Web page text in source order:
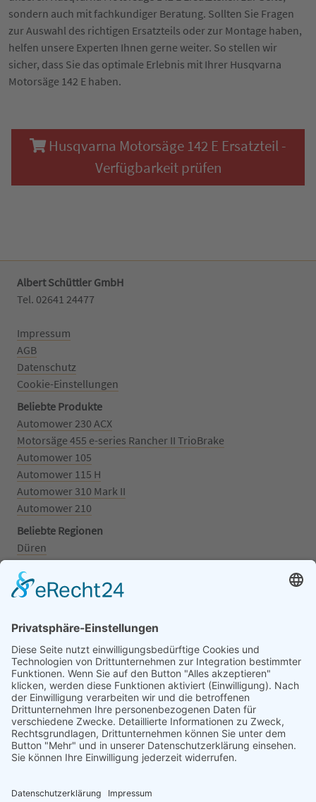
sondern auch mit fachkundiger Beratung. Sollten Sie Fragen
zur Auswahl des richtigen Ersatzteils oder zur Montage haben,
helfen unsere Experten Ihnen gerne weiter. So stellen wir
sicher, dass Sie das optimale Erlebnis mit Ihrer Husqvarna
Motorsäge 142 E haben.
Husqvarna Motorsäge 142 E Ersatzteil -
Verfügbarkeit prüfen
Albert Schüttler GmbH
Tel. 02641 24477‬
Impressum
AGB
Datenschutz
Cookie-Einstellungen
Beliebte Produkte
Automower 230 ACX
Motorsäge 455 e-series Rancher II TrioBrake
Automower 105
Automower 115 H
Automower 310 Mark II
Automower 210
Beliebte Regionen
Düren
Grafschaft
Kalenborn
Mayschoß
Bonn
Beliebte Kategorien
Aufsitzrasenmäher
Mähroboter
Motorsäge
Schneefräse
Akku
Generator